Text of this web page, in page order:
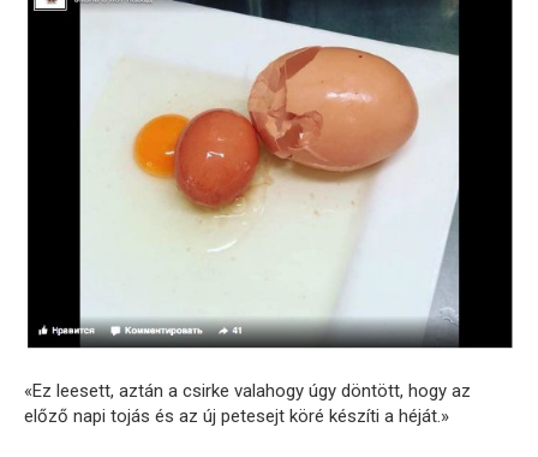
«Ez leesett, aztán a csirke valahogy úgy döntött, hogy az
előző napi tojás és az új petesejt köré készíti a héját.»